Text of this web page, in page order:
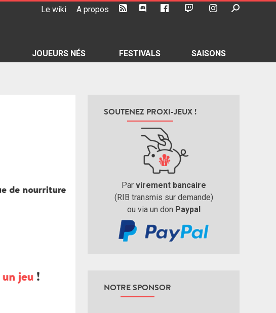
Le wiki A propos
JOUEURS NÉS FESTIVALS SAISONS
SOUTENEZ PROXI-JEUX !
Par virement bancaire
(RIB transmis sur demande)
ou via un don Paypal
NOTRE SPONSOR